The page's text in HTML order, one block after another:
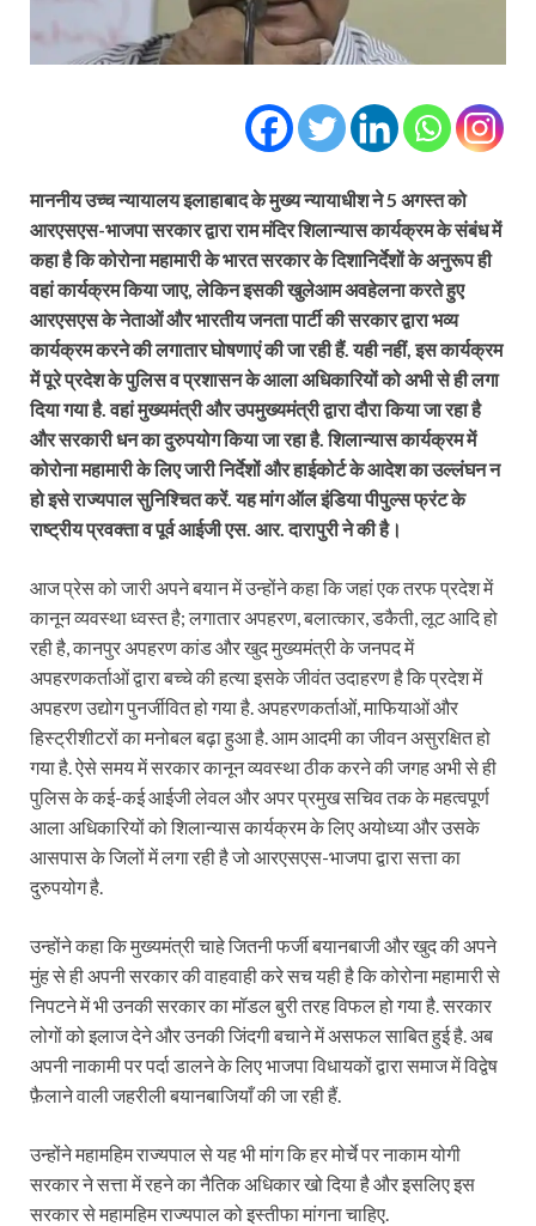
माननीय उच्च न्यायालय इलाहाबाद के मुख्य न्यायाधीश ने 5 अगस्त को
आरएसएस-भाजपा सरकार द्वारा राम मंदिर शिलान्यास कार्यक्रम के संबंध में
कहा है कि कोरोना महामारी के भारत सरकार के दिशानिर्देशों के अनुरूप ही
वहां कार्यक्रम किया जाए, लेकिन इसकी खुलेआम अवहेलना करते हुए
आरएसएस के नेताओं और भारतीय जनता पार्टी की सरकार द्वारा भव्य
कार्यक्रम करने की लगातार घोषणाएं की जा रही हैं. यही नहीं, इस कार्यक्रम
में पूरे प्रदेश के पुलिस व प्रशासन के आला अधिकारियों को अभी से ही लगा
दिया गया है. वहां मुख्यमंत्री और उपमुख्यमंत्री द्वारा दौरा किया जा रहा है
और सरकारी धन का दुरुपयोग किया जा रहा है. शिलान्यास कार्यक्रम में
कोरोना महामारी के लिए जारी निर्देशों और हाईकोर्ट के आदेश का उल्लंघन न
हो इसे राज्यपाल सुनिश्चित करें. यह मांग ऑल इंडिया पीपुल्स फ्रंट के
राष्ट्रीय प्रवक्ता व पूर्व आईजी एस. आर. दारापुरी ने की है।
आज प्रेस को जारी अपने बयान में उन्होंने कहा कि जहां एक तरफ प्रदेश में
कानून व्यवस्था ध्वस्त है; लगातार अपहरण, बलात्कार, डकैती, लूट आदि हो
रही है, कानपुर अपहरण कांड और खुद मुख्यमंत्री के जनपद में
अपहरणकर्ताओं द्वारा बच्चे की हत्या इसके जीवंत उदाहरण है कि प्रदेश में
अपहरण उद्योग पुनर्जीवित हो गया है. अपहरणकर्ताओं, माफियाओं और
हिस्ट्रीशीटरों का मनोबल बढ़ा हुआ है. आम आदमी का जीवन असुरक्षित हो
गया है. ऐसे समय में सरकार कानून व्यवस्था ठीक करने की जगह अभी से ही
पुलिस के कई-कई आईजी लेवल और अपर प्रमुख सचिव तक के महत्वपूर्ण
आला अधिकारियों को शिलान्यास कार्यक्रम के लिए अयोध्या और उसके
आसपास के जिलों में लगा रही है जो आरएसएस-भाजपा द्वारा सत्ता का
दुरुपयोग है.
उन्होंने कहा कि मुख्यमंत्री चाहे जितनी फर्जी बयानबाजी और खुद की अपने
मुंह से ही अपनी सरकार की वाहवाही करे सच यही है कि कोरोना महामारी से
निपटने में भी उनकी सरकार का मॉडल बुरी तरह विफल हो गया है. सरकार
लोगों को इलाज देने और उनकी जिंदगी बचाने में असफल साबित हुई है. अब
अपनी नाकामी पर पर्दा डालने के लिए भाजपा विधायकों द्वारा समाज में विद्वेष
फ़ैलाने वाली जहरीली बयानबाजियाँ की जा रही हैं.
उन्होंने महामहिम राज्यपाल से यह भी मांग कि हर मोर्चे पर नाकाम योगी
सरकार ने सत्ता में रहने का नैतिक अधिकार खो दिया है और इसलिए इस
सरकार से महामहिम राज्यपाल को इस्तीफा मांगना चाहिए.